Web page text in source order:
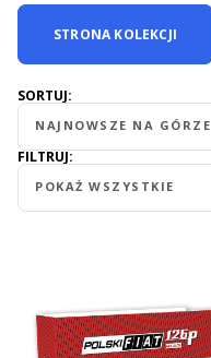
STRONA KOLEKCJI
SORTUJ:
NAJNOWSZE NA GÓRZE
FILTRUJ:
POKAŻ WSZYSTKIE